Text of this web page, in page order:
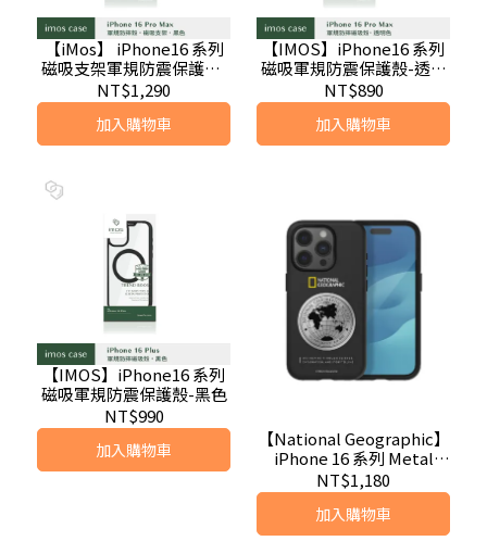
【iMos】 iPhone16 系列
磁吸支架軍規防震保護殼-
黑色
NT$1,290
加入購物車
【IMOS】iPhone16 系列
磁吸軍規防震保護殼-透明
色
NT$890
加入購物車
【IMOS】iPhone16 系列
磁吸軍規防震保護殼-黑色
NT$990
加入購物車
【National Geographic】
iPhone 16 系列 Metal
Deco 地球徽章保護殼
NT$1,180
加入購物車